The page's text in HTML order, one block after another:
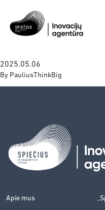
2025.05.06
By PauliusThinkBig
Apie mus